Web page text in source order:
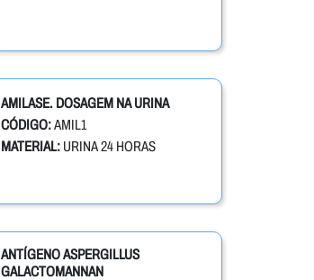
AMILASE. DOSAGEM NA URINA
CÓDIGO:AMIL1
MATERIAL:URINA 24 HORAS
ANTÍGENO ASPERGILLUS
GALACTOMANNAN